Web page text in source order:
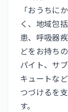
「おうちに
く、地域包
患、呼吸器
どをお持ち
パイト、サ
キュートな
つづけるを
す。